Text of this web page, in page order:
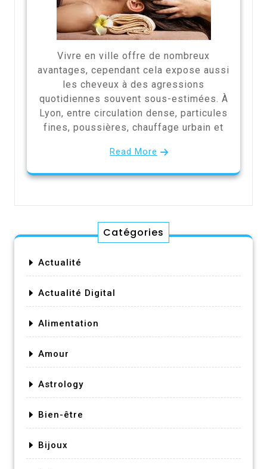
Vivre en ville offre de nombreux
avantages, cependant cela expose aussi
les cheveux à des agressions
quotidiennes souvent sous-estimées. À
Lyon, entre circulation dense, particules
fines, poussières, chauffage urbain et
Read More
Catégories
Actualité
Actualité Digital
Alimentation
Amour
Astrology
Bien-être
Bijoux